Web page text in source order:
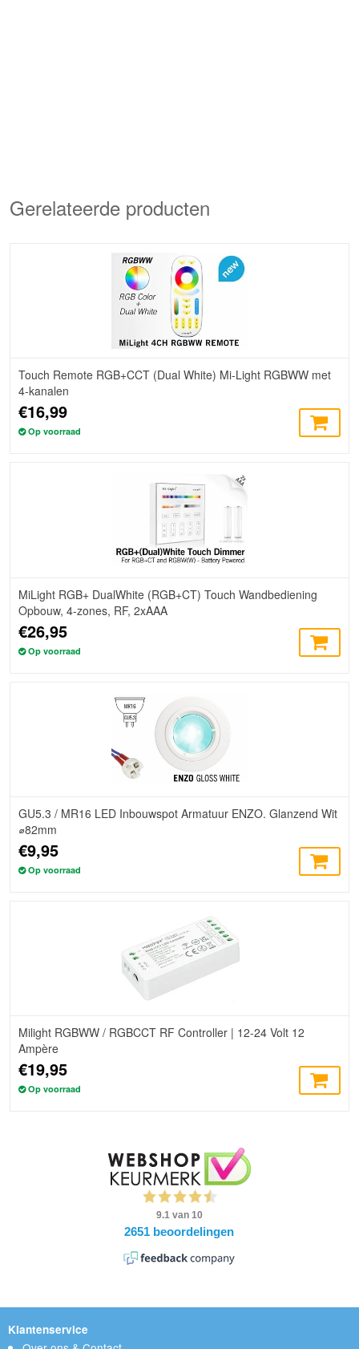
Gerelateerde producten
Touch Remote RGB+CCT (Dual White) Mi-Light RGBWW met
4-kanalen
€16,99
Op voorraad
MiLight RGB+ DualWhite (RGB+CT) Touch Wandbediening
Opbouw, 4-zones, RF, 2xAAA
€26,95
Op voorraad
GU5.3 / MR16 LED Inbouwspot Armatuur ENZO. Glanzend Wit
⌀82mm
€9,95
Op voorraad
Milight RGBWW / RGBCCT RF Controller | 12-24 Volt 12
Ampère
€19,95
Op voorraad
Klantenservice